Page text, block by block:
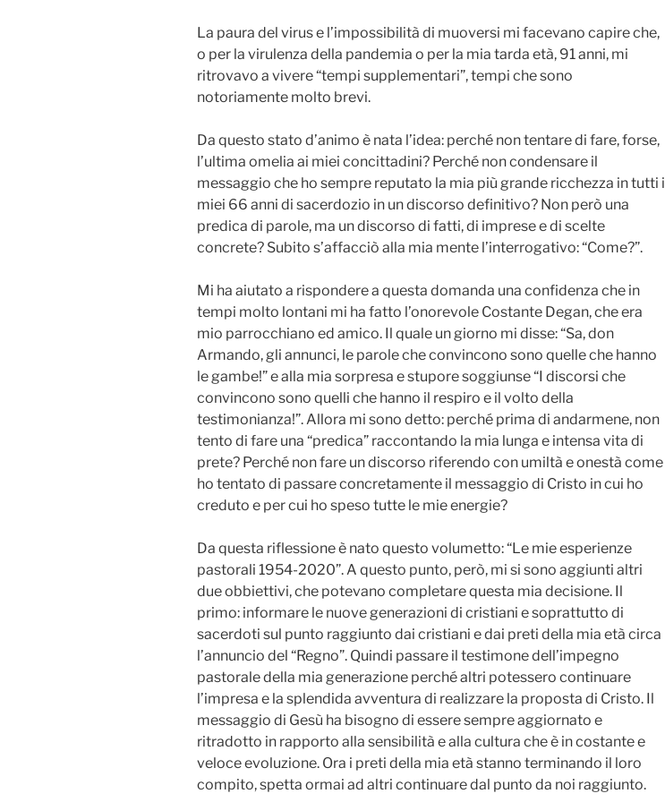
La paura del virus e l’impossibilità di muoversi mi facevano capire che,
o per la virulenza della pandemia o per la mia tarda età, 91 anni, mi
ritrovavo a vivere “tempi supplementari”, tempi che sono
notoriamente molto brevi.
Da questo stato d’animo è nata l’idea: perché non tentare di fare, forse,
l’ultima omelia ai miei concittadini? Perché non condensare il
messaggio che ho sempre reputato la mia più grande ricchezza in tutti i
miei 66 anni di sacerdozio in un discorso definitivo? Non però una
predica di parole, ma un discorso di fatti, di imprese e di scelte
concrete? Subito s’affacciò alla mia mente l’interrogativo: “Come?”.
Mi ha aiutato a rispondere a questa domanda una confidenza che in
tempi molto lontani mi ha fatto l’onorevole Costante Degan, che era
mio parrocchiano ed amico. Il quale un giorno mi disse: “Sa, don
Armando, gli annunci, le parole che convincono sono quelle che hanno
le gambe!” e alla mia sorpresa e stupore soggiunse “I discorsi che
convincono sono quelli che hanno il respiro e il volto della
testimonianza!”. Allora mi sono detto: perché prima di andarmene, non
tento di fare una “predica” raccontando la mia lunga e intensa vita di
prete? Perché non fare un discorso riferendo con umiltà e onestà come
ho tentato di passare concretamente il messaggio di Cristo in cui ho
creduto e per cui ho speso tutte le mie energie?
Da questa riflessione è nato questo volumetto: “Le mie esperienze
pastorali 1954-2020”. A questo punto, però, mi si sono aggiunti altri
due obbiettivi, che potevano completare questa mia decisione. Il
primo: informare le nuove generazioni di cristiani e soprattutto di
sacerdoti sul punto raggiunto dai cristiani e dai preti della mia età circa
l’annuncio del “Regno”. Quindi passare il testimone dell’impegno
pastorale della mia generazione perché altri potessero continuare
l’impresa e la splendida avventura di realizzare la proposta di Cristo. Il
messaggio di Gesù ha bisogno di essere sempre aggiornato e
ritradotto in rapporto alla sensibilità e alla cultura che è in costante e
veloce evoluzione. Ora i preti della mia età stanno terminando il loro
compito, spetta ormai ad altri continuare dal punto da noi raggiunto.